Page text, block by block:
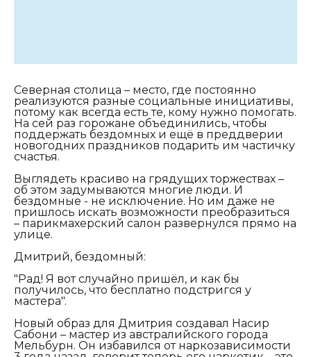
Северная столица – место, где постоянно
реализуются разные социальные инициативы,
потому как всегда есть те, кому нужно помогать.
На сей раз горожане объединились, чтобы
поддержать бездомных и ещё в преддверии
новогодних праздников подарить им частичку
счастья.
Выглядеть красиво на грядущих торжествах –
об этом задумываются многие люди. И
бездомные - не исключение. Но им даже не
пришлось искать возможности преобразиться
– парикмахерский салон развернулся прямо на
улице.
Дмитрий, бездомный:
"Рад! Я вот случайно пришёл, и как бы
получилось, что бесплатно подстригся у
мастера".
Новый образ для Дмитрия создавал Насир
Сабони – мастер из австралийского города
Мельбурн. Он избавился от наркозависимости